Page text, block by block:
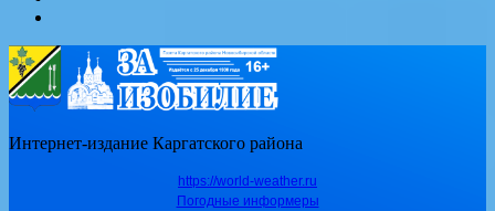
Интернет-издание Каргатского района
https://world-weather.ru
Погодные информеры